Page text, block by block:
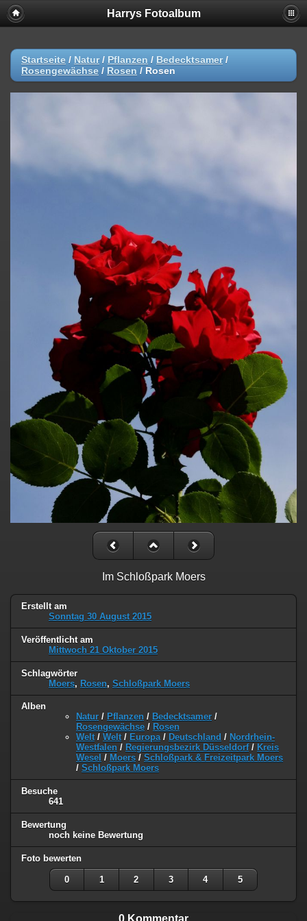
Harrys Fotoalbum
Startseite / Natur/ Pflanzen / Bedecktsamer/
Rosengewächse / Rosen / Rosen
Im Schloßpark Moers
Erstellt am
Sonntag 30 August 2015
Veröffentlicht am
Mittwoch 21 Oktober 2015
Schlagwörter
Moers, Rosen, Schloßpark Moers
Alben
Natur / Pflanzen / Bedecktsamer /
Rosengewächse / Rosen
Welt / Welt / Europa/ Deutschland / Nordrhein-
Westfalen / Regierungsbezirk Düsseldorf/ Kreis
Wesel / Moers / Schloßpark & Freizeitpark Moers
/ Schloßpark Moers
Besuche
641
Bewertung
noch keine Bewertung
Foto bewerten
0 1 2 3 4 5